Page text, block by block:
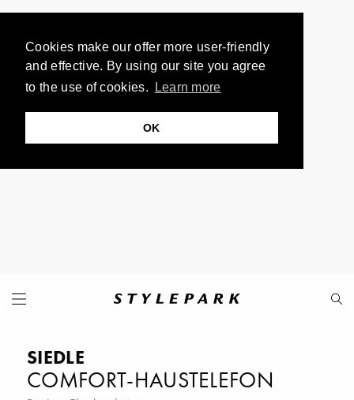
Cookies make our offer more user-friendly
and effective. By using our site you agree
to the use of cookies.
Learn more
OK
SIEDLE
COMFORT-HAUSTELEFON